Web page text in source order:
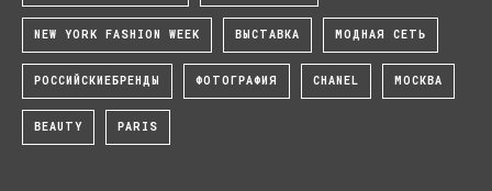
NEW YORK FASHION WEEK ВЫСТАВКА МОДНАЯ СЕТЬ
РОССИЙСКИЕБРЕНДЫ ФОТОГРАФИЯ CHANEL МОСКВА
BEAUTY PARIS